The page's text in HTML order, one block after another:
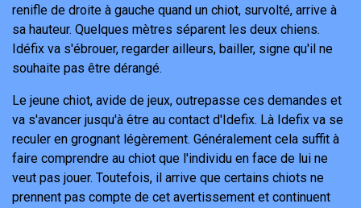
renifle de droite à gauche quand un chiot, survolté, arrive à
sa hauteur. Quelques mètres séparent les deux chiens.
Idéfix va s'ébrouer, regarder ailleurs, bailler, signe qu'il ne
souhaite pas être dérangé.
Le jeune chiot, avide de jeux, outrepasse ces demandes et
va s'avancer jusqu'à être au contact d'Idefix. Là Idefix va se
reculer en grognant légèrement. Généralement cela suffit à
faire comprendre au chiot que l'individu en face de lui ne
veut pas jouer. Toutefois, il arrive que certains chiots ne
prennent pas compte de cet avertissement et continuent